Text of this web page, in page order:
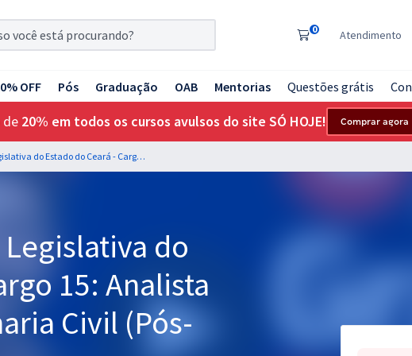
0 Atendimento
OFF Pós Graduação OAB Mentorias Questões grátis
de 20% em todos os cursos avulsos do site SÓ HOJE! Comprar agora
ALECE - Assembleia Legislativa do Estado do Ceará - Cargo 15: Analista Legislativo - Engenharia Civil (Pós-Edital)
Legislativa do
15: Analista
Civil (Pós-